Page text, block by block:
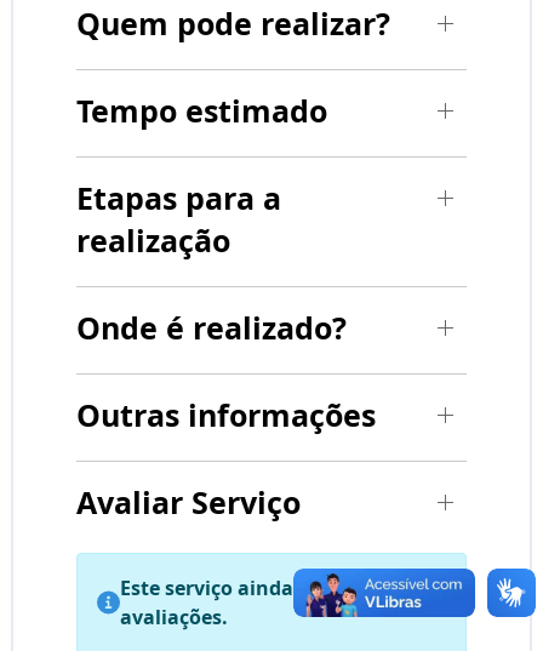
Quem pode realizar?
Tempo estimado
Etapas para a
realização
Onde é realizado?
Outras informações
Avaliar Serviço
Este serviço ainda não possui
avaliações.